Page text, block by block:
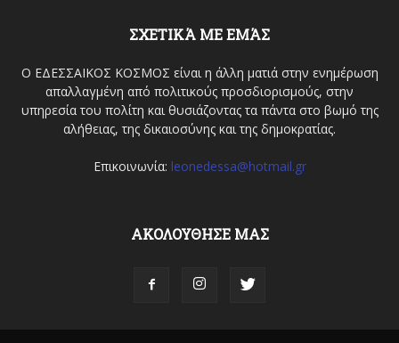
ΣΧΕΤΙΚΆ ΜΕ ΕΜΆΣ
Ο ΕΔΕΣΣΑΙΚΟΣ ΚΟΣΜΟΣ είναι η άλλη ματιά στην ενημέρωση
απαλλαγμένη από πολιτικούς προσδιορισμούς, στην
υπηρεσία του πολίτη και θυσιάζοντας τα πάντα στο βωμό της
αλήθειας, της δικαιοσύνης και της δημοκρατίας.
Επικοινωνία: leonedessa@hotmail.gr
ΑΚΟΛΟΥΘΗΣΕ ΜΑΣ